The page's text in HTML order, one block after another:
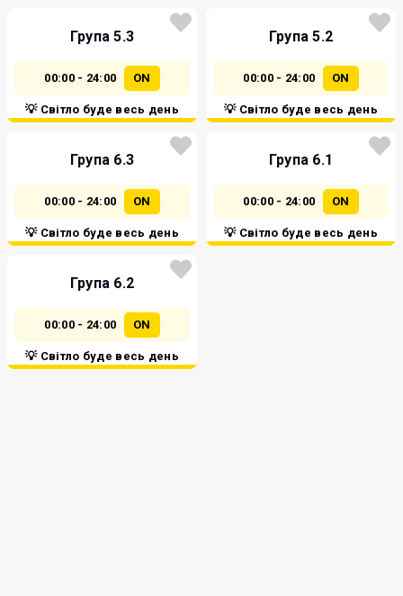
Група 5.3
00:00 - 24:00 ON
💡 Світло буде весь день
Група 5.2
00:00 - 24:00 ON
💡 Світло буде весь день
Група 6.3
00:00 - 24:00 ON
💡 Світло буде весь день
Група 6.1
00:00 - 24:00 ON
💡 Світло буде весь день
Група 6.2
00:00 - 24:00 ON
💡 Світло буде весь день